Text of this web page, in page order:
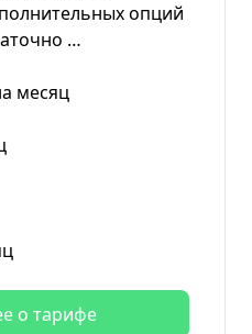
опций
…
месяц
о тарифе